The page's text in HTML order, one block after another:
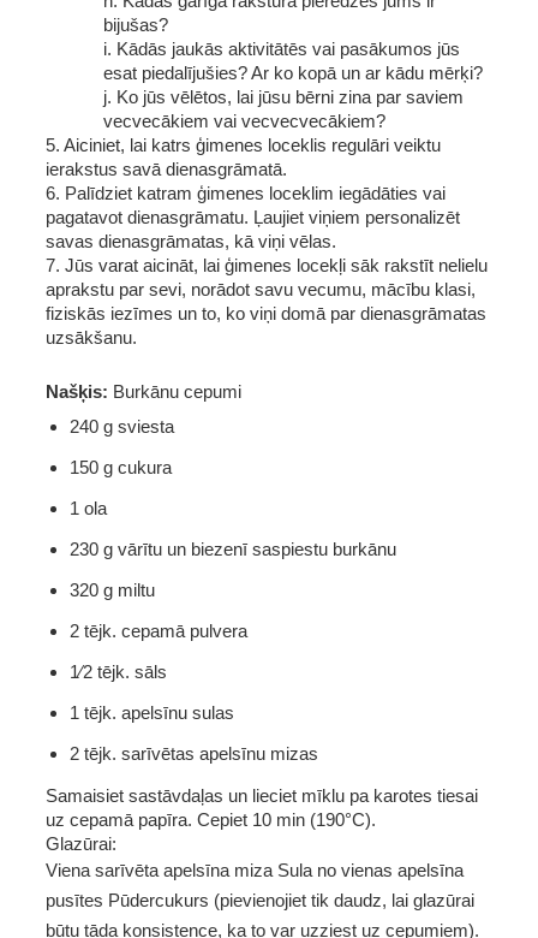
bijušas?
i. Kādās jaukās aktivitātēs vai pasākumos jūs
esat piedalījušies? Ar ko kopā un ar kādu mērķi?
j. Ko jūs vēlētos, lai jūsu bērni zina par saviem
vecvecākiem vai vecvecvecākiem?
5. Aiciniet, lai katrs ģimenes loceklis regulāri veiktu
ierakstus savā dienasgrāmatā.
6. Palīdziet katram ģimenes loceklim iegādāties vai
pagatavot dienasgrāmatu. Ļaujiet viņiem personalizēt
savas dienasgrāmatas, kā viņi vēlas.
7. Jūs varat aicināt, lai ģimenes locekļi sāk rakstīt nelielu
aprakstu par sevi, norādot savu vecumu, mācību klasi,
fiziskās iezīmes un to, ko viņi domā par dienasgrāmatas
uzsākšanu.
Našķis: Burkānu cepumi
240 g sviesta
150 g cukura
1 ola
230 g vārītu un biezenī saspiestu burkānu
320 g miltu
2 tējk. cepamā pulvera
1⁄2 tējk. sāls
1 tējk. apelsīnu sulas
2 tējk. sarīvētas apelsīnu mizas
Samaisiet sastāvdaļas un lieciet mīklu pa karotes tiesai
uz cepamā papīra. Cepiet 10 min (190°C).
Glazūrai:
Viena sarīvēta apelsīna miza Sula no vienas apelsīna
pusītes Pūdercukurs (pievienojiet tik daudz, lai glazūrai
būtu tāda konsistence, ka to var uzziest uz cepumiem).